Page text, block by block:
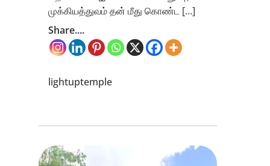
முக்கியத்துவம் தன் மீது கொண்ட […]
Share....
lightuptemple